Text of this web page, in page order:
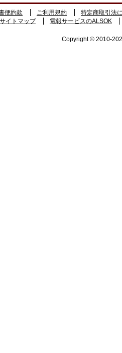
便約款 ご利用規約
特定商取引法
サイトマップ
電報サービスのALSOK
Copyright © 2010-